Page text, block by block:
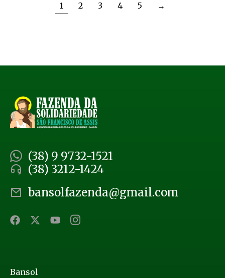
1 2 3 4 5 →
(38) 9 9732-1521
(38) 3212-1424
bansolfazenda@gmail.com
Bansol